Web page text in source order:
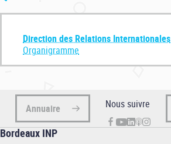
Direction des Relations Internationales
Organigramme
Annuaire Nous suivre
Bordeaux INP